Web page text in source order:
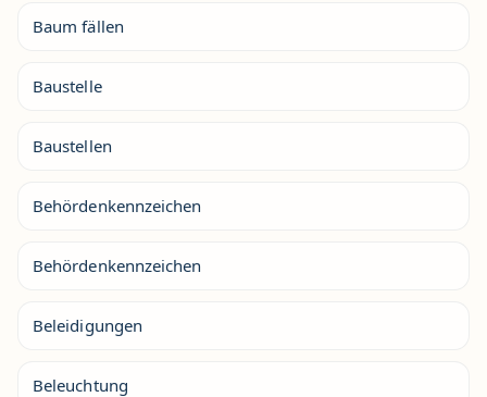
Baum fällen
Baustelle
Baustellen
Behördenkennzeichen
Behördenkennzeichen
Beleidigungen
Beleuchtung